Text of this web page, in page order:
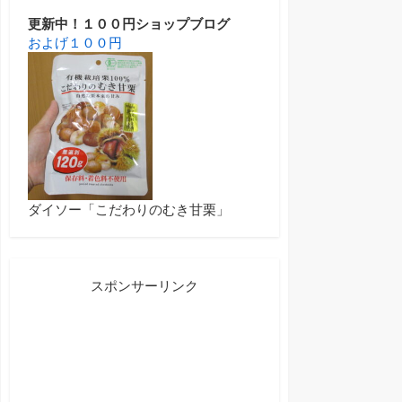
更新中！１００円ショップブログ
およげ１００円
ダイソー「こだわりのむき甘栗」
スポンサーリンク